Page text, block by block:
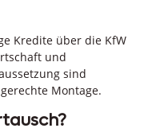
Kredite über die KfW
und
sind
Montage.